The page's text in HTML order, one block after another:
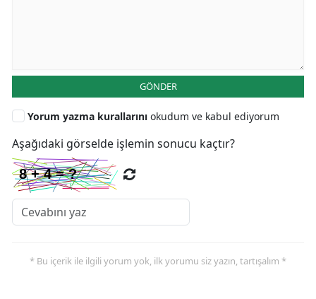
GÖNDER
Yorum yazma kurallarını okudum ve kabul ediyorum
Aşağıdaki görselde işlemin sonucu kaçtır?
* Bu içerik ile ilgili yorum yok, ilk yorumu siz yazın, tartışalım *